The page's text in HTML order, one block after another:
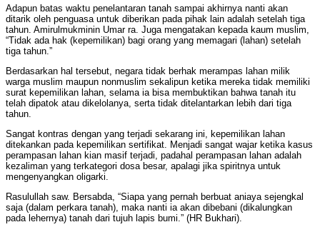
Adapun batas waktu penelantaran tanah sampai akhirnya nanti akan
ditarik oleh penguasa untuk diberikan pada pihak lain adalah setelah tiga
tahun. Amirulmukminin Umar ra. Juga mengatakan kepada kaum muslim,
“Tidak ada hak (kepemilikan) bagi orang yang memagari (lahan) setelah
tiga tahun.”
Berdasarkan hal tersebut, negara tidak berhak merampas lahan milik
warga muslim maupun nonmuslim sekalipun ketika mereka tidak memiliki
surat kepemilikan lahan, selama ia bisa membuktikan bahwa tanah itu
telah dipatok atau dikelolanya, serta tidak ditelantarkan lebih dari tiga
tahun.
Sangat kontras dengan yang terjadi sekarang ini, kepemilikan lahan
ditekankan pada kepemilikan sertifikat. Menjadi sangat wajar ketika kasus
perampasan lahan kian masif terjadi, padahal perampasan lahan adalah
kezaliman yang terkategori dosa besar, apalagi jika spiritnya untuk
mengenyangkan oligarki.
Rasulullah saw. Bersabda, “Siapa yang pernah berbuat aniaya sejengkal
saja (dalam perkara tanah), maka nanti ia akan dibebani (dikalungkan
pada lehernya) tanah dari tujuh lapis bumi.” (HR Bukhari).